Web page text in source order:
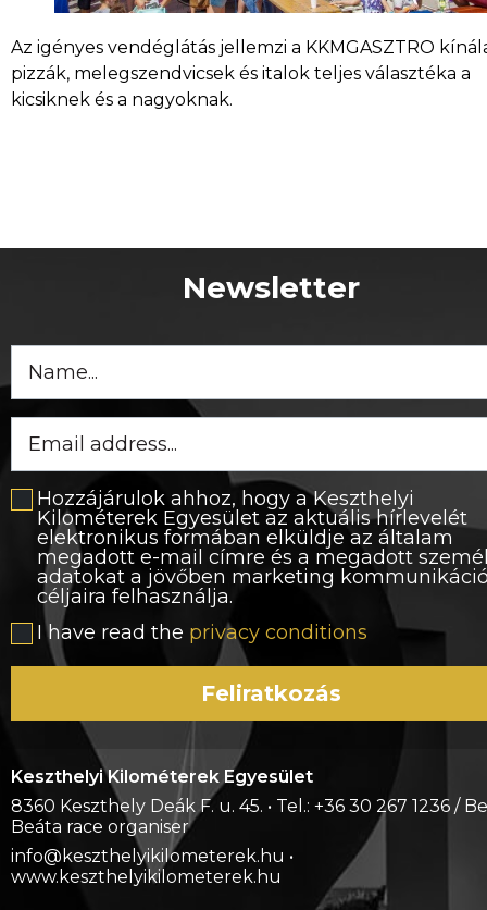
Az igényes vendéglátás jellemzi a KKMGASZTRO
pizzák, melegszendvicsek és italok teljes választéka a
kicsiknek és a nagyoknak.
Newsletter
Hozzájárulok ahhoz, hogy a Keszthelyi
Kilométerek Egyesület az aktuális hírlevelét
elektronikus formában elküldje az általam
megadott e-mail címre és a megadott
adatokat a jövőben marketing
céljaira felhasználja.
I have read the privacy conditions
Feliratkozás
Keszthelyi Kilométerek Egyesület
8360 Keszthely Deák F. u. 45. • Tel.: +36 30 267 1236 /
Beáta race organiser
info@keszthelyikilometerek.hu •
www.keszthelyikilometerek.hu